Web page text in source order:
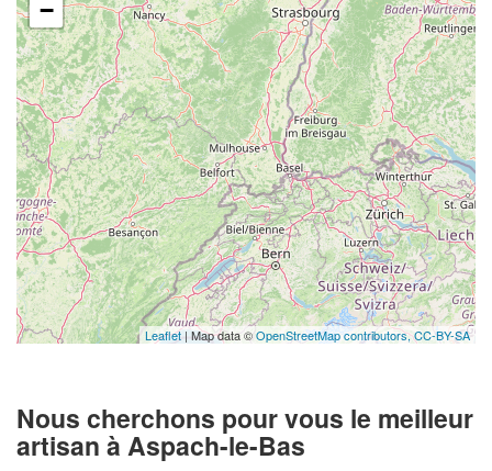
−
Leaflet| Map data ©OpenStreetMap contributors,CC-BY-SA
Nous cherchons pour vous le meilleur
artisan à Aspach-le-Bas